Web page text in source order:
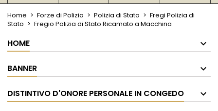
Home Forze di Polizia Polizia di Stato
Fregi Polizia di
Stato
Fregio Polizia di Stato Ricamato a Macchina
HOME
BANNER
DISTINTIVO D'ONORE PERSONALE IN CONGEDO